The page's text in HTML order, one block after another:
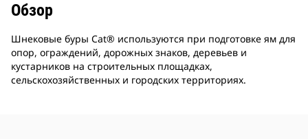
Обзор
Шнековые буры Cat® используются при подготовке ям для
опор, ограждений, дорожных знаков, деревьев и
кустарников на строительных площадках,
сельскохозяйственных и городских территориях.